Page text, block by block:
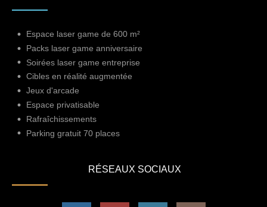
Espace laser game de 600 m²
Packs laser game anniversaire
Soirées laser game entreprise
Cibles en réalité augmentée
Jeux d'arcade
Espace privatisable
Rafraîchissements
Parking gratuit 70 places
RÉSEAUX SOCIAUX